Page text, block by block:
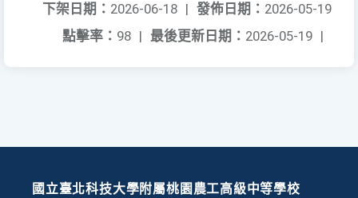
發佈日期： 2026-05-19
下架日期： 2026-06-18 |
最後更新日期： 2026-05-19 |
點擊率： 98 |
國立臺北科技大學附屬桃園農工高級中等學校